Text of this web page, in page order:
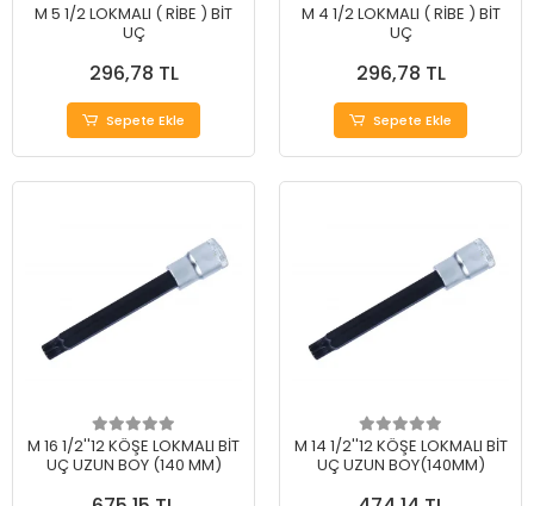
M 5 1/2 LOKMALI ( RİBE ) BİT
UÇ
296,78 TL
Sepete Ekle
M 4 1/2 LOKMALI ( RİBE ) BİT
UÇ
296,78 TL
Sepete Ekle
M 16 1/2''12 KÖŞE LOKMALI BİT
UÇ UZUN BOY (140 MM)
M 14 1/2''12 KÖŞE LOKMALI BİT
UÇ UZUN BOY(140MM)